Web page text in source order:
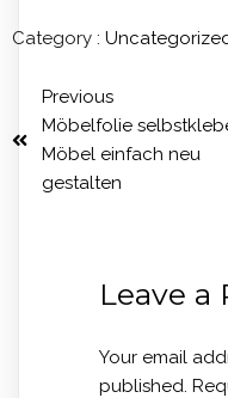
Category :
Previous
Möbelfolie
Möbel einfach neu
gestalten
Leave a
Your email
published.